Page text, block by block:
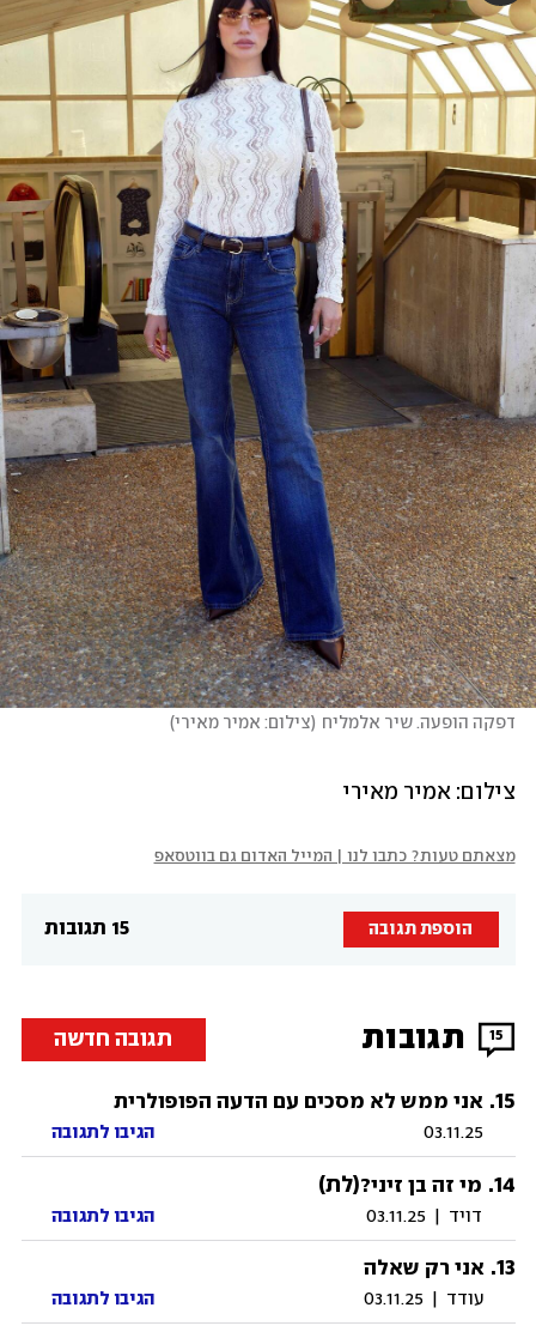
דפקה הופעה. שיר אלמליח (צילום: אמיר מאירי)
צילום: אמיר מאירי
מצאתם טעות? כתבו לנו | המייל האדום גם בווטסאפ
15 תגובות הוספת תגובה
15 תגובות תגובה חדשה
15
. אני ממש לא מסכים עם הדעה הפופולרית
03.11.25 הגיבו לתגובה
14
. מי זה בן זיני?(לת)
דויד 03.11.25 הגיבו לתגובה
13
. אני רק שאלה
עודד 03.11.25 הגיבו לתגובה